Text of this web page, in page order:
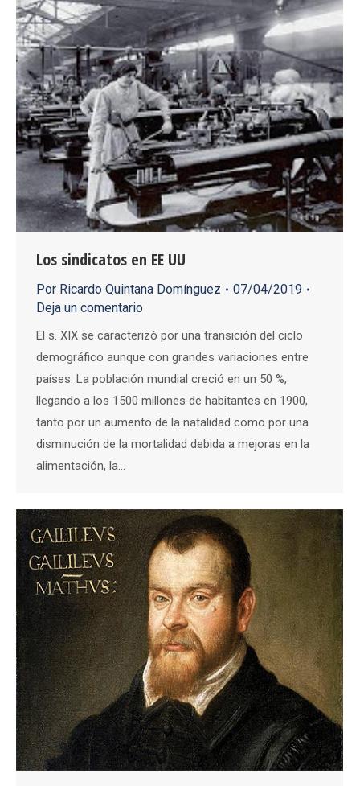
Los sindicatos en EE UU
Por Ricardo Quintana Domínguez
07/04/2019
Deja un comentario
El s. XIX se caracterizó por una transición del ciclo
demográfico aunque con grandes variaciones entre
países. La población mundial creció en un 50 %,
llegando a los 1500 millones de habitantes en 1900,
tanto por un aumento de la natalidad como por una
disminución de la mortalidad debida a mejoras en la
alimentación, la…